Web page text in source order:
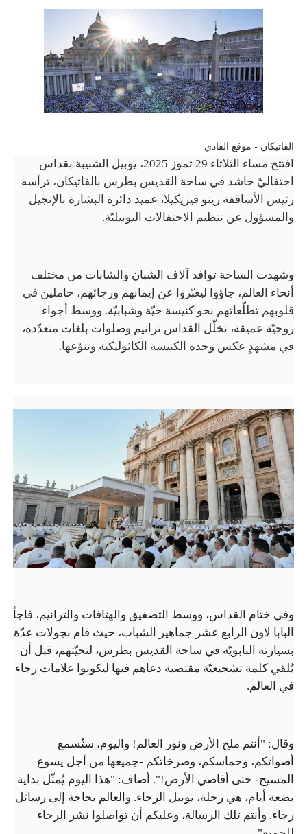
الفاتيكان - موقع الفادي
افتتح مساء الثلاثاء 29 تموز 2025، يوبيل الشبيبة بقداس
احتفاليّ حاشد في ساحة القديس بطرس بالفاتيكان، ترأسه
رئيس الأساقفة رينو فيزيكيلا، عميد دائرة البشارة بالإنجيل
والمسؤول عن تنظيم الاحتفالات اليوبيليّة.
وشهدت الساحة توافد آلاف الشبان والشابات من مختلف
أنحاء العالم، جاؤوا ليعبّروا عن إيمانهم ورجائهم، حاملين في
قلوبهم تطلّعاتهم نحو كنيسة حيّة وشبابيّة. ووسط أجواء
روحيّة عميقة، تخلّل القداس ترانيم وصلوات بلغات متعدّدة،
في مشهدٍ عكس وحدة الكنيسة الكاثوليكية وتنوّعها.
وفي ختام القداس، ووسط التصفيق والهتافات والترانيم، فاجأ
البابا لاون الرابع عشر جماهير الشباب، حيث قام بجولات عدّة
بسيارته البابويّة في ساحة القديس بطرس، لتحيّتهم، قبل أن
يُلقي كلمة تشجيعيّة مقتضبة دعاهم فيها ليكونوا علامات رجاء
في العالم.
وقال: "أنتم ملح الأرض ونور العالم! واليوم، ستُسمع
أصواتكم، وحماسكم، وصرخاتكم -جميعها من أجل يسوع
المسيح- حتى أقاصي الأرض!". أضاف: "هذا اليوم يُمثّل بداية
بضعة أيام، هي رحلة، يوبيل الرجاء. والعالم بحاجة إلى رسائل
رجاء. وأنتم تلك الرسالة، وعليكم أن تواصلوا نشر الرجاء